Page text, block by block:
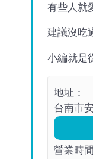
有些人就
建議沒吃
小編就是
地址：
台南市
營業時間